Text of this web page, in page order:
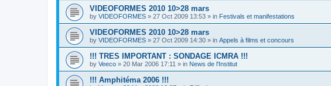
VIDEOFORMES 2010 10>28 mars
by VIDEOFORMES » 27 Oct 2009 13:53 » in Festivals et manifestations
VIDEOFORMES 2010 10>28 mars
by VIDEOFORMES » 27 Oct 2009 14:30 » in Appels à films et concours
!!! TRES IMPORTANT : SONDAGE ICMRA !!!
by Veeco » 20 Mar 2006 17:11 » in News de l'Institut
!!! Amphitéma 2006 !!!